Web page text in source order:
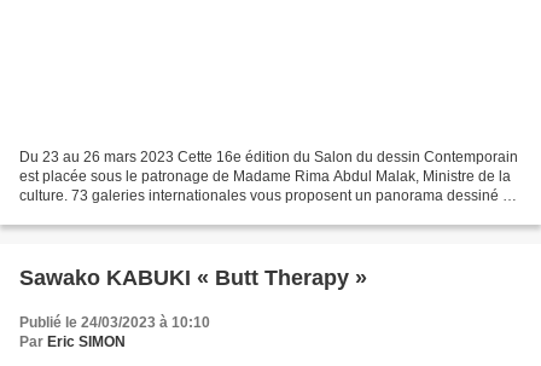
Du 23 au 26 mars 2023 Cette 16e édition du Salon du dessin Contemporain
est placée sous le patronage de Madame Rima Abdul Malak, Ministre de la
culture. 73 galeries internationales vous proposent un panorama dessiné de
Sawako KABUKI « Butt Therapy »
Publié le 24/03/2023 à 10:10
Par Eric SIMON